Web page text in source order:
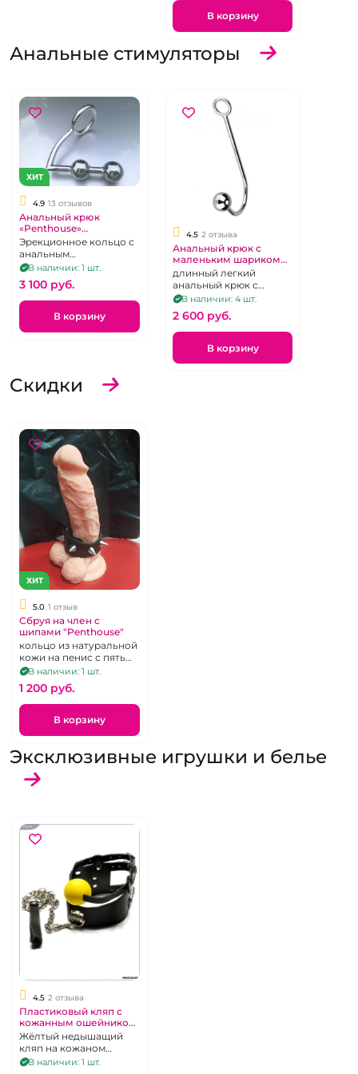
В корзину
Анальные стимуляторы
ХИТ
4.9 13 отзывов
Анальный крюк
«Penthouse»
металлический с
шариками
Эрекционное кольцо с
анальным
стимулятором и
бандажное
приспособление для
ограничения движения
из хирургического
сплава,
В наличии: 1 шт.
3 100 pуб.
В корзину
4.5 2 отзыва
Анальный крюк с
маленьким шариком
«Penthouse» из
медицинской стали
длинный легкий
анальный крюк с
шариком на конце и
колечком для поводка
В наличии: 4 шт.
2 600 pуб.
В корзину
Скидки
ХИТ
5.0 1 отзыв
Сбруя на член с
шипами "Penthouse"
кольцо из натуральной
кожи на пенис с пятью
металлическими
В наличии: 1 шт.
1 200 pуб.
В корзину
Эксклюзивные игрушки и белье
4.5 2 отзыва
Пластиковый кляп с
кожанным ошейником
не дышащий
Жёлтый недышащий
кляп на кожаном
ошейнике унисекс
В наличии: 1 шт.